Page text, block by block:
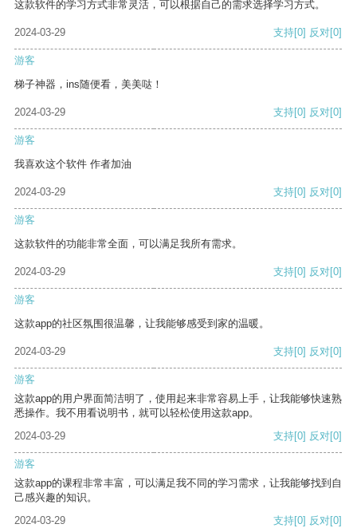
这款软件的学习方式非常灵活，可以根据自己的需求选择学习方式。
2024-03-29 支持[0] 反对[0]
游客
梯子神器，ins随便看，美美哒！
2024-03-29 支持[0] 反对[0]
游客
我喜欢这个软件 作者加油
2024-03-29 支持[0] 反对[0]
游客
这款软件的功能非常全面，可以满足我所有需求。
2024-03-29 支持[0] 反对[0]
游客
这款app的社区氛围很温馨，让我能够感受到家的温暖。
2024-03-29 支持[0] 反对[0]
游客
这款app的用户界面简洁明了，使用起来非常容易上手，让我能够快速熟
悉操作。我不用看说明书，就可以轻松使用这款app。
2024-03-29
支持[0] 反对[0]
游客
这款app的课程非常丰富，可以满足我不同的学习需求，让我能够找到自
己感兴趣的知识。
2024-03-29
支持[0] 反对[0]